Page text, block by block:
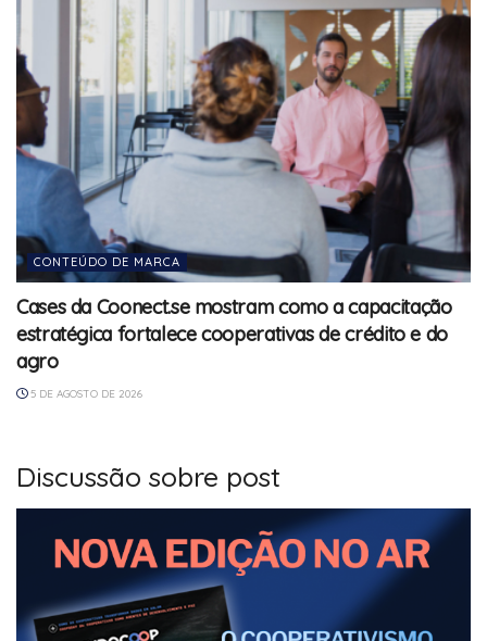
CONTEÚDO DE MARCA
Cases da Coonect.se mostram como a capacitação
estratégica fortalece cooperativas de crédito e do
agro
5 DE AGOSTO DE 2026
Discussão sobre post